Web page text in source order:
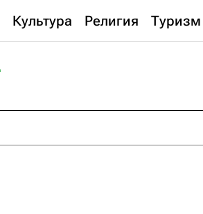
Культура Религия Туризм